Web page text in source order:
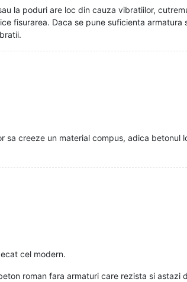
la poduri are loc din cauza vibratiilor,
fisurarea. Daca se pune suficienta
sa creeze un material compus, adica
cel modern.
roman fara armaturi care rezista si